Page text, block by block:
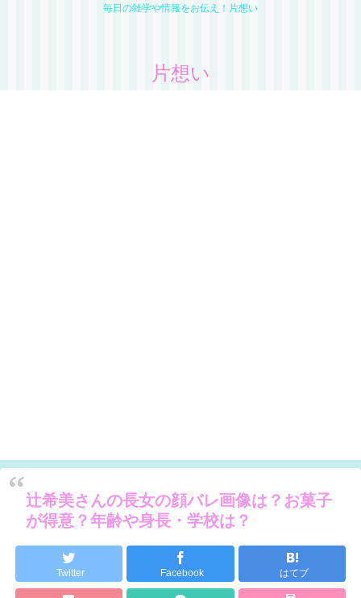
毎日の雑学や情報をお伝え！片想い
片想い
辻希美さんの長女の顔バレ画像は？お菓子
が得意？年齢や身長・学校は？
Twitter Facebook はてブ